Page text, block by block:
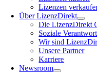
Lizenzen
Über LizenzDirekt
Die LizenzDirekt
Soziale
Wir sind
Unsere Partner
Karriere
Newsroom